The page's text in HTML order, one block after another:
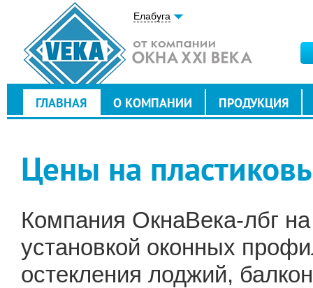
Елабуга
ГЛАВНАЯ О КОМПАНИИ ПРОДУКЦИЯ
Цены на
Компания ОкнаВека-лбг
установкой оконных
остекления лоджий,